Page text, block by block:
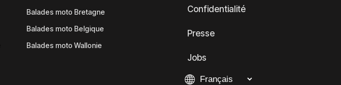
Balades moto Bretagne
Balades moto Belgique
Balades moto Wallonie
Confidentialité
Presse
Jobs